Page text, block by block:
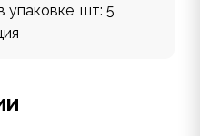
упаковке, шт: 5